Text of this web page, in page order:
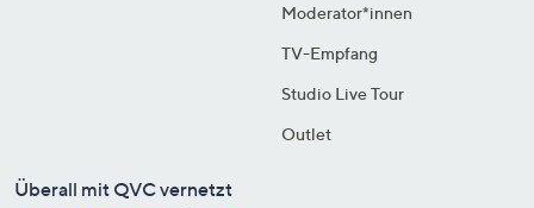
Moderator*innen
TV-Empfang
Studio Live Tour
Outlet
Überall mit QVC vernetzt